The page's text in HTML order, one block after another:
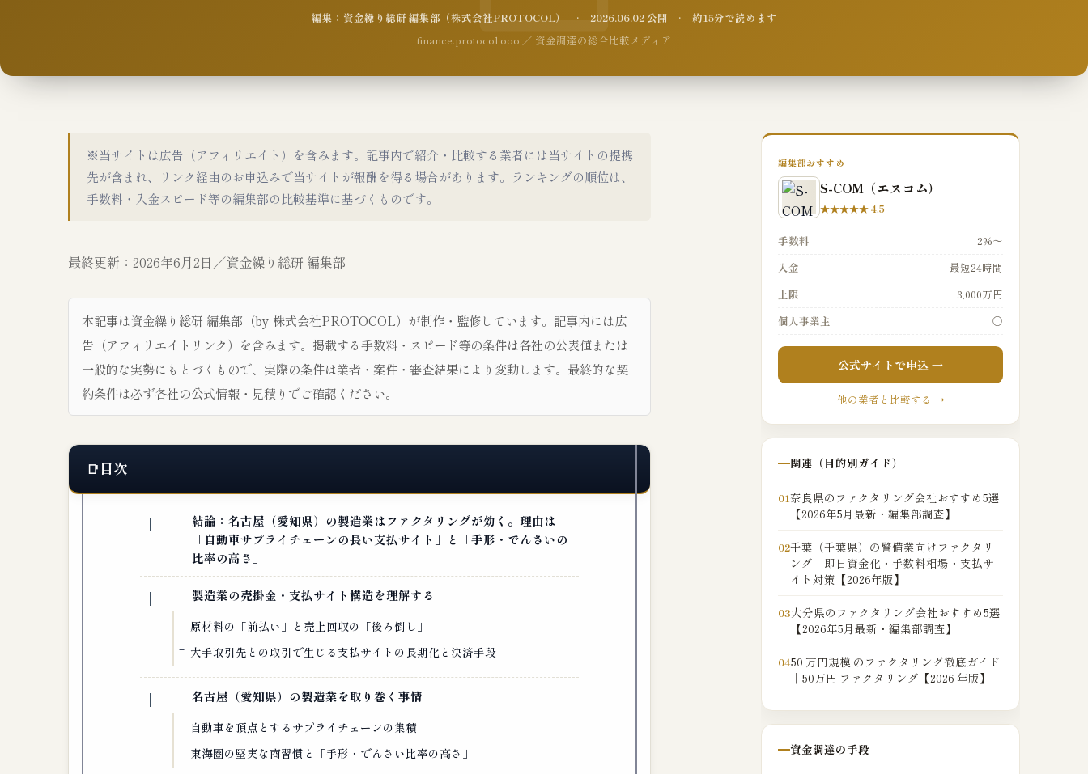
編集：資金繰り総研 編集部（株式会社PROTOCOL） · 2026.06.02 公開 · 約15分で読めます
finance.protocol.ooo ／ 資金調達の総合比較メディア
※当サイトは広告（アフィリエイト）を含みます。記事内で紹介・比較する業者には当サイトの提携
先が含まれ、リンク経由のお申込みで当サイトが報酬を得る場合があります。ランキングの順位は、
手数料・入金スピード等の編集部の比較基準に基づくものです。
最終更新：2026年6月2日／資金繰り総研 編集部
本記事は資金繰り総研 編集部（by 株式会社PROTOCOL）が制作・監修しています。記事内には広
告（アフィリエイトリンク）を含みます。掲載する手数料・スピード等の条件は各社の公表値または
一般的な実勢にもとづくもので、実際の条件は業者・案件・審査結果により変動します。最終的な契
約条件は必ず各社の公式情報・見積りでご確認ください。
目次
結論：名古屋（愛知県）の製造業はファクタリングが効く。理由は
「自動車サプライチェーンの長い支払サイト」と「手形・でんさいの
比率の高さ」
製造業の売掛金・支払サイト構造を理解する
原材料の「前払い」と売上回収の「後ろ倒し」
大手取引先との取引で生じる支払サイトの長期化と決済手段
名古屋（愛知県）の製造業を取り巻く事情
自動車を頂点とするサプライチェーンの集積
東海圏の堅実な商習慣と「手形・でんさい比率の高さ」
編集部おすすめ
S-COM（エスコム）
★★★★★ 4.5
手数料
2%〜
入金
最短24時間
上限
3,000万円
個人事業主
○
公式サイトで申込 →
他の業者と比較する →
関連（目的別ガイド）
01奈良県のファクタリング会社おすすめ5選
【2026年5月最新・編集部調査】
02千葉（千葉県）の警備業向けファクタリ
ング｜即日資金化・手数料相場・支払サ
イト対策【2026年版】
03大分県のファクタリング会社おすすめ5選
【2026年5月最新・編集部調査】
0450 万円規模 のファクタリング徹底ガイド
｜50万円 ファクタリング【2026 年版】
資金調達の手段